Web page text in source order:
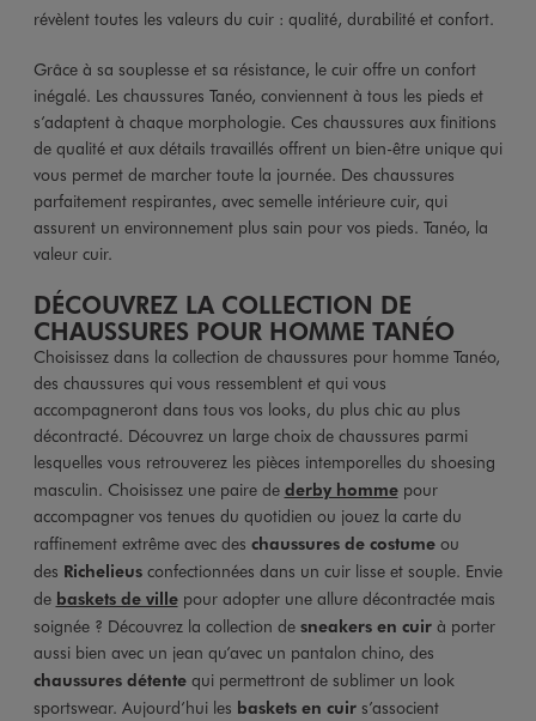
révèlent toutes les valeurs du cuir : qualité, durabilité et confort.
Grâce à sa souplesse et sa résistance, le cuir offre un confort
inégalé. Les chaussures Tanéo, conviennent à tous les pieds et
s’adaptent à chaque morphologie. Ces chaussures aux finitions
de qualité et aux détails travaillés offrent un bien-être unique qui
vous permet de marcher toute la journée. Des chaussures
parfaitement respirantes, avec semelle intérieure cuir, qui
assurent un environnement plus sain pour vos pieds. Tanéo, la
valeur cuir.
DÉCOUVREZ LA COLLECTION DE
CHAUSSURES POUR HOMME TANÉO
Choisissez dans la collection de chaussures pour homme Tanéo,
des chaussures qui vous ressemblent et qui vous
accompagneront dans tous vos looks, du plus chic au plus
décontracté. Découvrez un large choix de chaussures parmi
lesquelles vous retrouverez les pièces intemporelles du shoesing
masculin. Choisissez une paire de derby homme pour
accompagner vos tenues du quotidien ou jouez la carte du
raffinement extrême avec des chaussures de costume ou
des Richelieus confectionnées dans un cuir lisse et souple. Envie
de baskets de villepour adopter une allure décontractée mais
soignée ? Découvrez la collection de sneakers en cuirà porter
aussi bien avec un jean qu’avec un pantalon chino, des
chaussures détentequi permettront de sublimer un look
sportswear. Aujourd’hui les baskets en cuirs’associent